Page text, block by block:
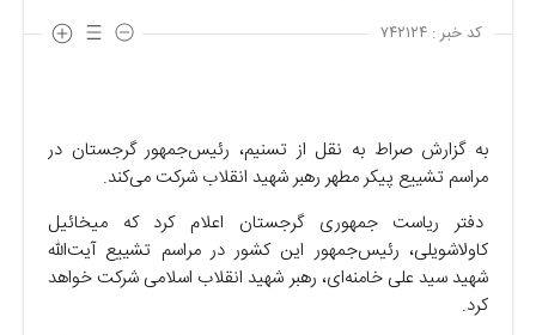
کد خبر : ۷۴۲۱۲۴
به گزارش صراط به نقل از تسنیم، رئیس‌جمهور گرجستان در
مراسم تشییع پیکر مطهر رهبر شهید انقلاب شرکت می‌کند.
دفتر ریاست جمهوری گرجستان اعلام کرد که میخائیل
کاولاشویلی، رئیس‌جمهور این کشور در مراسم تشییع آیت‌الله
شهید سید علی خامنه‌ای، رهبر شهید انقلاب اسلامی شرکت خواهد
کرد.